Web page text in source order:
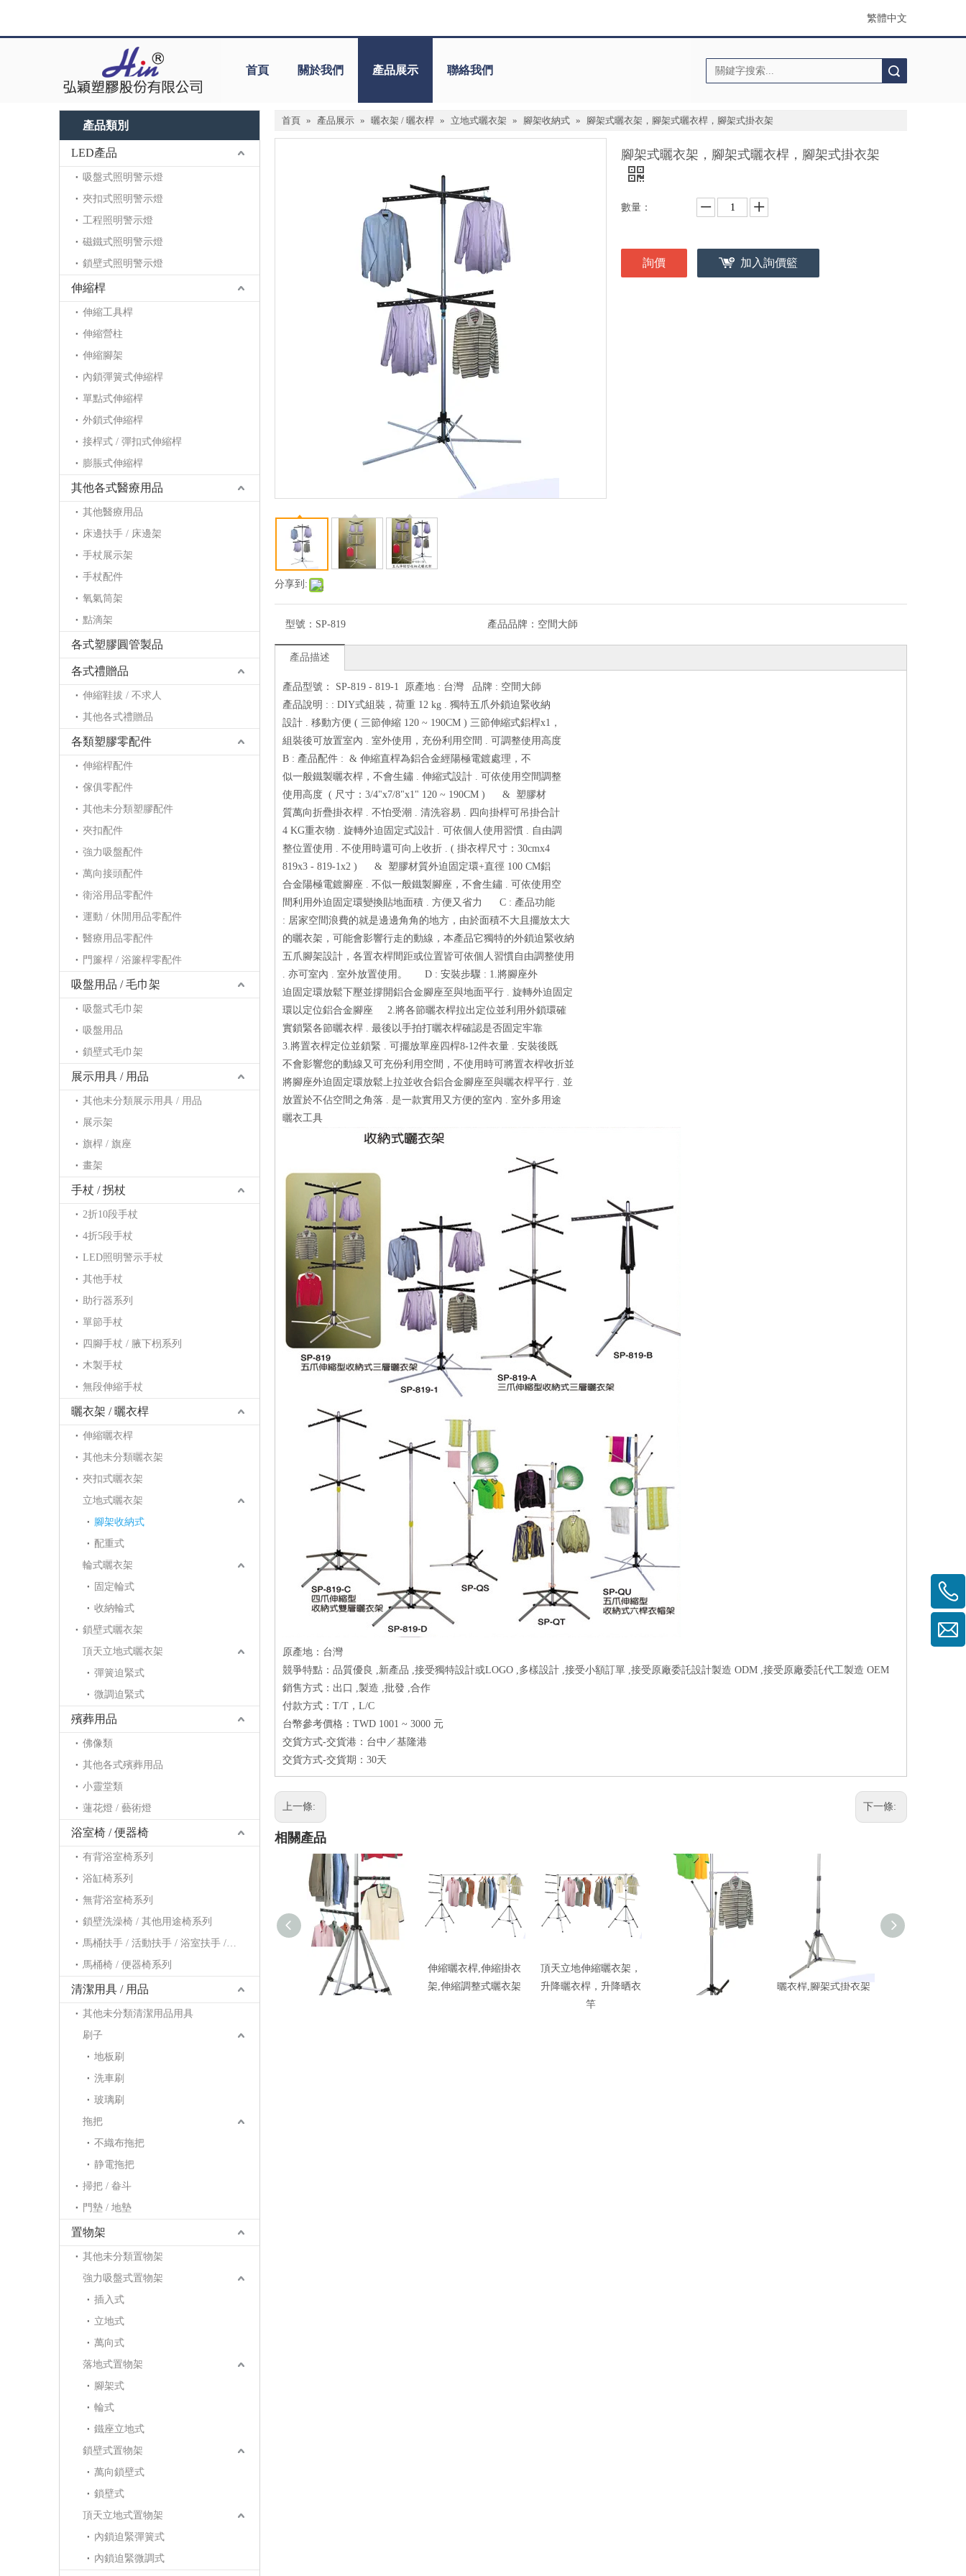
繁體中文
首頁 關於我們 產品展示 聯絡我們
產品類別
LED產品
吸盤式照明警示燈
夾扣式照明警示燈
工程照明警示燈
磁鐵式照明警示燈
鎖壁式照明警示燈
伸縮桿
伸縮工具桿
伸縮營柱
伸縮腳架
內鎖彈簧式伸縮桿
單點式伸縮桿
外鎖式伸縮桿
接桿式 / 彈扣式伸縮桿
膨脹式伸縮桿
其他各式醫療用品
其他醫療用品
床邊扶手 / 床邊架
手杖展示架
手杖配件
氧氣筒架
點滴架
各式塑膠圓管製品
各式禮贈品
伸縮鞋拔 / 不求人
其他各式禮贈品
各類塑膠零配件
伸縮桿配件
傢俱零配件
其他未分類塑膠配件
夾扣配件
強力吸盤配件
萬向接頭配件
衛浴用品零配件
運動 / 休閒用品零配件
醫療用品零配件
門簾桿 / 浴簾桿零配件
吸盤用品 / 毛巾架
吸盤式毛巾架
吸盤用品
鎖壁式毛巾架
展示用具 / 用品
其他未分類展示用具 / 用品
展示架
旗桿 / 旗座
畫架
手杖 / 拐杖
2折10段手杖
4折5段手杖
LED照明警示手杖
其他手杖
助行器系列
單節手杖
四腳手杖 / 腋下枴系列
木製手杖
無段伸縮手杖
曬衣架 / 曬衣桿
伸縮曬衣桿
其他未分類曬衣架
夾扣式曬衣架
立地式曬衣架
腳架收納式
配重式
輪式曬衣架
固定輪式
收納輪式
鎖壁式曬衣架
頂天立地式曬衣架
彈簧迫緊式
微調迫緊式
殯葬用品
佛像類
其他各式殯葬用品
小靈堂類
蓮花燈 / 藝術燈
浴室椅 / 便器椅
有背浴室椅系列
浴缸椅系列
無背浴室椅系列
鎖壁洗澡椅 / 其他用途椅系列
馬桶扶手 / 活動扶手 / 浴室扶手 / 浴缸扶手系列
馬桶椅 / 便器椅系列
清潔用具 / 用品
其他未分類清潔用品用具
刷子
地板刷
洗車刷
玻璃刷
拖把
不織布拖把
静電拖把
掃把 / 畚斗
門墊 / 地墊
置物架
其他未分類置物架
強力吸盤式置物架
插入式
立地式
萬向式
落地式置物架
腳架式
輪式
鐵座立地式
鎖壁式置物架
萬向鎖壁式
鎖壁式
頂天立地式置物架
內鎖迫緊彈簧式
內鎖迫緊微調式
首頁 » 產品展示 » 曬衣架 / 曬衣桿 » 立地式曬衣架 » 腳架收納式 » 腳架式曬衣架，腳架式曬衣桿，腳架式掛衣架
分享到:
腳架式曬衣架，腳架式曬衣桿，腳架式掛衣架
數量：
詢價 加入詢價籃
型號： SP-819 產品品牌： 空間大師
產品描述
產品型號： SP-819 - 819-1 原產地 : 台灣 品牌 : 空間大師
產品說明 : : DIY式組裝，荷重 12 kg . 獨特五爪外鎖迫緊收納
設計 . 移動方便 ( 三節伸縮 120 ~ 190CM ) 三節伸縮式鋁桿x1，
組裝後可放置室內 . 室外使用，充份利用空間 . 可調整使用高度
B : 產品配件 : & 伸縮直桿為鋁合金經陽極電鍍處理，不
似一般鐵製曬衣桿，不會生鏽 . 伸縮式設計 . 可依使用空間調整
使用高度 ( 尺寸：3/4"x7/8"x1" 120 ~ 190CM ) & 塑膠材
質萬向折疊掛衣桿 . 不怕受潮 . 清洗容易 . 四向掛桿可吊掛合計
4 KG重衣物 . 旋轉外迫固定式設計 . 可依個人使用習慣 . 自由調
整位置使用 . 不使用時還可向上收折 . ( 掛衣桿尺寸：30cmx4
819x3 - 819-1x2 ) & 塑膠材質外迫固定環+直徑 100 CM鋁
合金陽極電鍍腳座 . 不似一般鐵製腳座，不會生鏽 . 可依使用空
間利用外迫固定環變換貼地面積 . 方便又省力 C : 產品功能
: 居家空間浪費的就是邊邊角角的地方，由於面積不大且擺放太大
的曬衣架，可能會影響行走的動線，本產品它獨特的外鎖迫緊收納
五爪腳架設計，各置衣桿間距或位置皆可依個人習慣自由調整使用
. 亦可室內 . 室外放置使用。 D : 安裝步驟 : 1.將腳座外
迫固定環放鬆下壓並撐開鋁合金腳座至與地面平行 . 旋轉外迫固定
環以定位鋁合金腳座 2.將各節曬衣桿拉出定位並利用外鎖環確
實鎖緊各節曬衣桿 . 最後以手拍打曬衣桿確認是否固定牢靠
3.將置衣桿定位並鎖緊 . 可擺放單座四桿8-12件衣量 . 安裝後既
不會影響您的動線又可充份利用空間，不使用時可將置衣桿收折並
將腳座外迫固定環放鬆上拉並收合鋁合金腳座至與曬衣桿平行 . 並
放置於不佔空間之角落 . 是一款實用又方便的室內 . 室外多用途
曬衣工具
原產地：台灣
競爭特點：品質優良 ,新產品 ,接受獨特設計或LOGO ,多樣設計 ,接受小額訂單 ,接受原廠委託設計製造 ODM ,接受原廠委託代工製造 OEM
銷售方式：出口 ,製造 ,批發 ,合作
付款方式：T/T，L/C
台幣參考價格：TWD 1001 ~ 3000 元
交貨方式-交貨港：台中／基隆港
交貨方式-交貨期：30天
上一條: 下一條:
相關產品
移動式曬衣架,移動式
曬衣桿,移動式掛衣架
伸縮曬衣桿,伸縮掛衣
架,伸縮調整式曬衣架
頂天立地伸縮曬衣架，
升降曬衣桿，升降晒衣
竿
吊衣架,腳架式衣飾架
腳架式曬衣架,腳架式
曬衣桿,腳架式掛衣架